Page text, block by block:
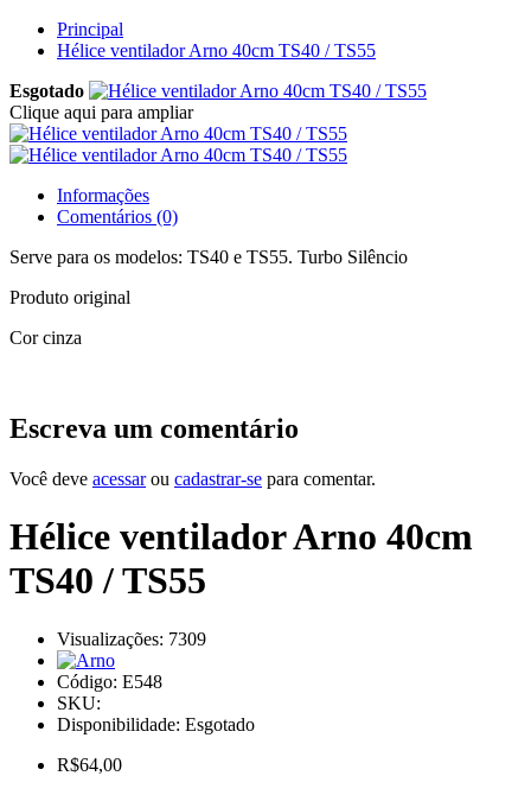
Principal
Hélice ventilador Arno 40cm TS40 / TS55
Esgotado
Clique aqui para ampliar
Informações
Comentários (0)
Serve para os modelos: TS40 e TS55. Turbo Silêncio
Produto original
Cor cinza
Escreva um comentário
Você deve acessarou cadastrar-se para comentar.
Hélice ventilador Arno 40cm
TS40 / TS55
Visualizações: 7309
Código: E548
SKU:
Disponibilidade: Esgotado
R$64,00